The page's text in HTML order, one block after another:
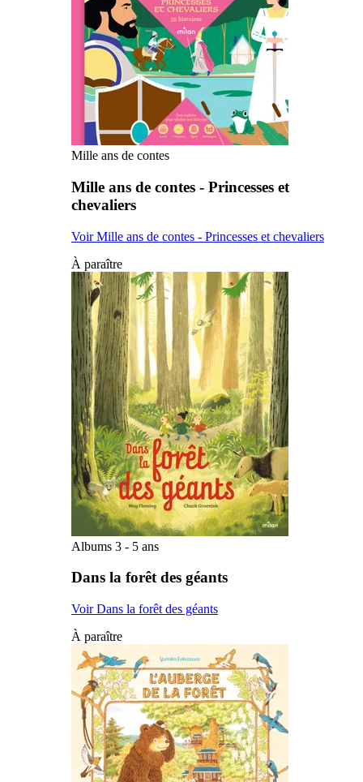
Mille ans de contes
Mille ans de contes - Princesses et
chevaliers
Voir Mille ans de contes - Princesses et chevaliers
À paraître
Albums 3 - 5 ans
Dans la forêt des géants
Voir Dans la forêt des géants
À paraître